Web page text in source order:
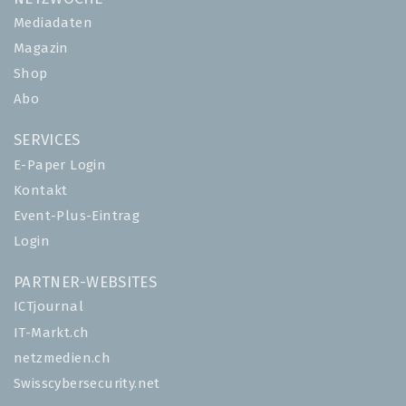
Mediadaten
Magazin
Shop
Abo
SERVICES
E-Paper Login
Kontakt
Event-Plus-Eintrag
Login
PARTNER-WEBSITES
ICTjournal
IT-Markt.ch
netzmedien.ch
Swisscybersecurity.net